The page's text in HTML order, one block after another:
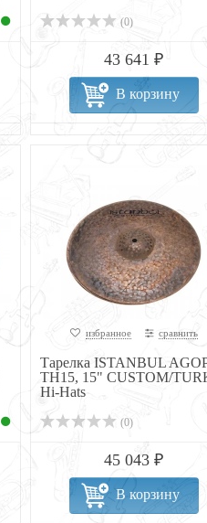
(0)
43 641 ₽
В корзину
избранное сравнить
Тарелка ISTANBUL
TH15, 15" CUSTOM/
Hi-Hats
(0)
45 043 ₽
В корзину